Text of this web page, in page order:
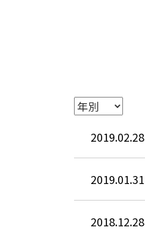
2019.02.28
2019.01.31
2018.12.28